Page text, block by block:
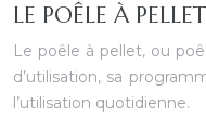
LE POÊLE À
Le poêle à pellet, ou
d’utilisation, sa
l’utilisation quotidienne.